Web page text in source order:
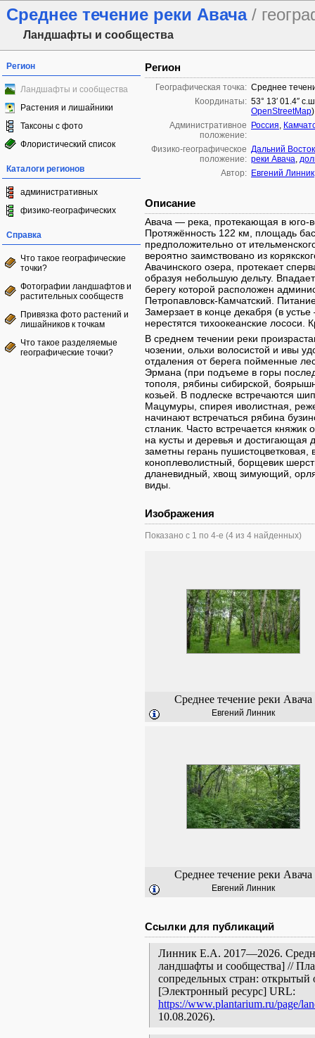
Среднее течение реки Авача /
Ландшафты и сообщества
Регион
Ландшафты и сообщества
Растения и лишайники
Таксоны с фото
Флористический список
Каталоги регионов
административных
физико-географических
Справка
Что такое географические
точки?
Фотографии ландшафтов и
растительных сообществ
Привязка фото растений и
лишайников к точкам
Что такое разделяемые
географические точки?
Регион
Географическая точка: Среднее
Координаты: 53° 13′ 01.4″
OpenStreetMap)
Административное
положение:
Россия,
Физико-географическое
положение:
Дальний Восток
реки Авача,
Автор: Евгений Линник
Описание
Авача — река, протекающая в юго-
Протяжённость 122 км, площадь
предположительно от
вероятно заимствовано из
Авачинского озера, протекает
образуя небольшую дельту.
берегу которой расположен
Петропавловск-Камчатский.
Замерзает в конце декабря (в
нерестятся тихоокеанские
В среднем течении реки
чозении, ольхи волосистой и ивы
отдаления от берега пойменные
Эрмана (при подъеме в горы
тополя, рябины сибирской,
козьей. В подлеске встречаются
Мацумуры, спирея иволистная,
начинают встречаться рябина
стланик. Часто встречается
на кусты и деревья и
заметны герань пушистоцветковая,
коноплеволистный, борщевик
дланевидный, хвощ зимующий,
виды.
Изображения
Показано с 1 по 4-е (4 из 4 найденных)
Среднее течение реки Авача
Евгений Линник
Среднее течение реки Авача
Евгений Линник
Ссылки для публикаций
Линник Е.А. 2017—2026.
ландшафты и сообщества] //
сопредельных стран: открытый
[Электронный ресурс] URL:
https://www.plantarium.ru/page/
10.08.2026).